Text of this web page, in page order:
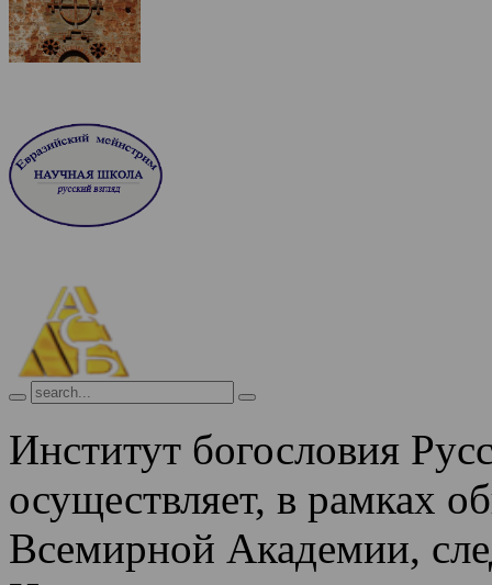
Институт богословия
осуществляет, в рамках
Всемирной Академии,